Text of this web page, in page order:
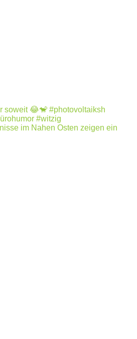
im Nahen Osten zeigen ein